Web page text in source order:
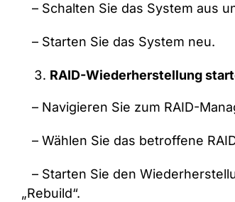
– Schalten Sie das System aus
– Starten Sie das System neu.
RAID-Wiederherstellung
– Navigieren Sie zum RAID-
– Wählen Sie das betroffene
– Starten Sie den
„Rebuild“.